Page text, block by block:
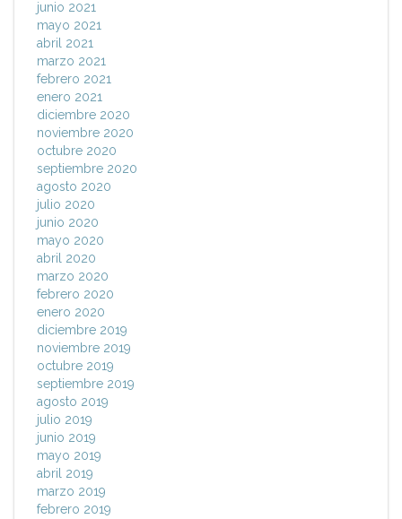
junio 2021
mayo 2021
abril 2021
marzo 2021
febrero 2021
enero 2021
diciembre 2020
noviembre 2020
octubre 2020
septiembre 2020
agosto 2020
julio 2020
junio 2020
mayo 2020
abril 2020
marzo 2020
febrero 2020
enero 2020
diciembre 2019
noviembre 2019
octubre 2019
septiembre 2019
agosto 2019
julio 2019
junio 2019
mayo 2019
abril 2019
marzo 2019
febrero 2019